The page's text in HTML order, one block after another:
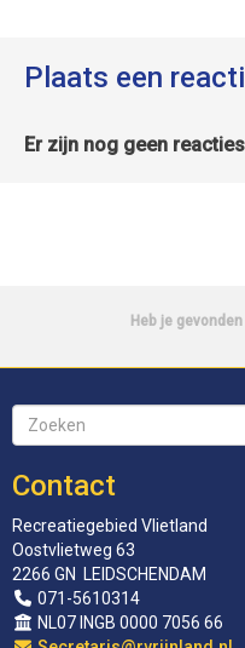
Plaats een
Er zijn nog geen
Heb je
Contact
Recreatiegebied Vlietland
Oostvlietweg 63
2266 GN LEIDSCHENDAM
071-5610314
NL07 INGB 0000 7056 66